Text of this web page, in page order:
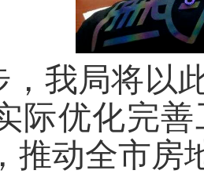
，我局将以
际优化完
推动全市房